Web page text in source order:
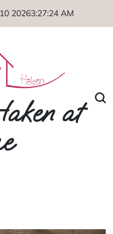
20263:27:24 AM
at